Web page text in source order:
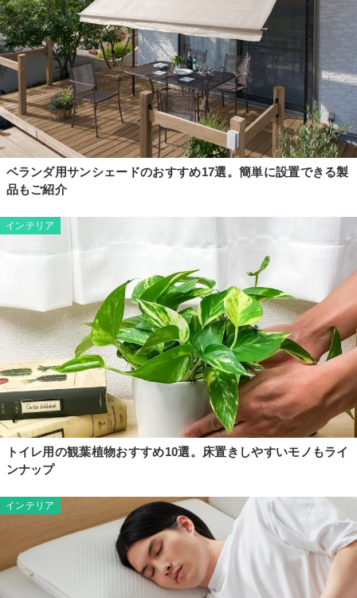
ベランダ用サンシェードのおすすめ17選。簡単に設置できる製
品もご紹介
インテリア
トイレ用の観葉植物おすすめ10選。床置きしやすいモノもライ
ンナップ
インテリア